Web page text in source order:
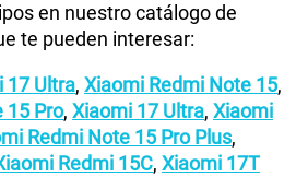
en nuestro catálogo de
te pueden interesar:
17 Ultra, Xiaomi Redmi Note 15,
15 Pro, Xiaomi 17 Ultra, Xiaomi
Redmi Note 15 Pro Plus,
Redmi 15C, Xiaomi 17T